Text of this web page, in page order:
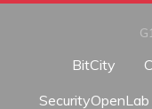
BitCity
SecurityOpenLab